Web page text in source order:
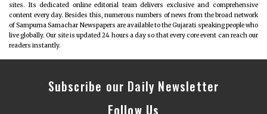
sites. Its dedicated online editorial team delivers exclusive and comprehensive
content every day. Besides this, numerous numbers of news from the broad network
of Sampurna Samachar Newspapers are available to the Gujarati speaking people who
live globally. Our site is updated 24 hours a day so that every core event can reach our
readers instantly.
Subscribe our Daily Newsletter
Follow Us